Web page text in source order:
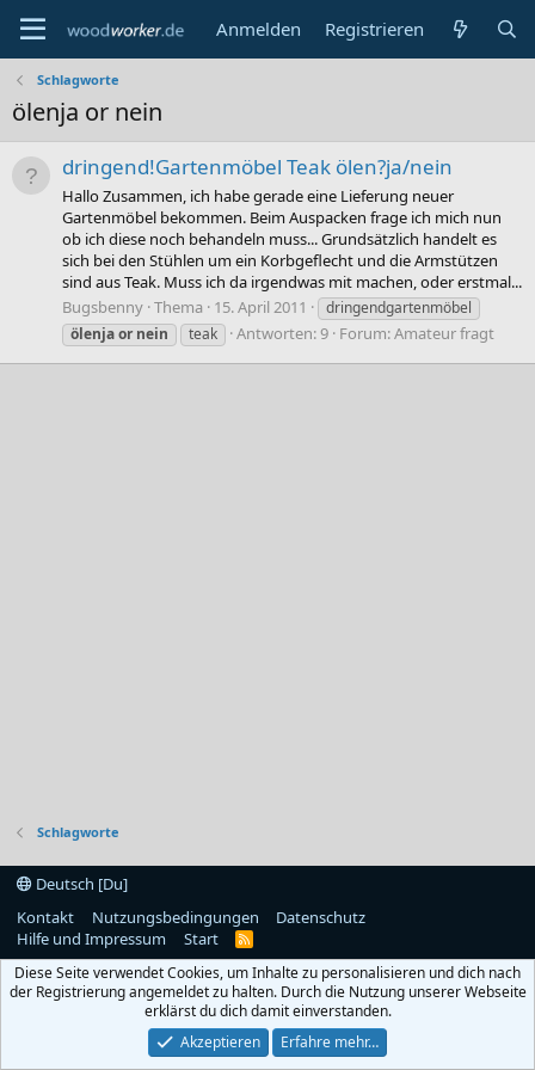
Anmelden Registrieren
Schlagworte
ölenja or nein
dringend!Gartenmöbel Teak ölen?ja/nein
Hallo Zusammen, ich habe gerade eine Lieferung neuer
Gartenmöbel bekommen. Beim Auspacken frage ich mich nun
ob ich diese noch behandeln muss... Grundsätzlich handelt es
sich bei den Stühlen um ein Korbgeflecht und die Armstützen
sind aus Teak. Muss ich da irgendwas mit machen, oder erstmal...
Bugsbenny Thema 15. April 2011
dringendgartenmöbel
ölenjaor nein teak Antworten: 9 Forum:Amateur fragt
Schlagworte
Deutsch [Du]
Kontakt
Nutzungsbedingungen
Datenschutz
Hilfe und Impressum
Start
R
S
Diese Seite verwendet Cookies, um Inhalte zu personalisieren und dich nach
der Registrierung angemeldet zu halten. Durch die Nutzung unserer Webseite
erklärst du dich damit einverstanden.
Akzeptieren
Erfahre mehr…